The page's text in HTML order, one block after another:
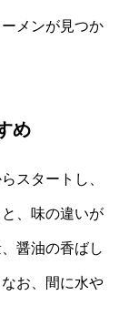
メンが見つか
め
スタートし、
、味の違いが
醤油の香ばし
お、間に水や